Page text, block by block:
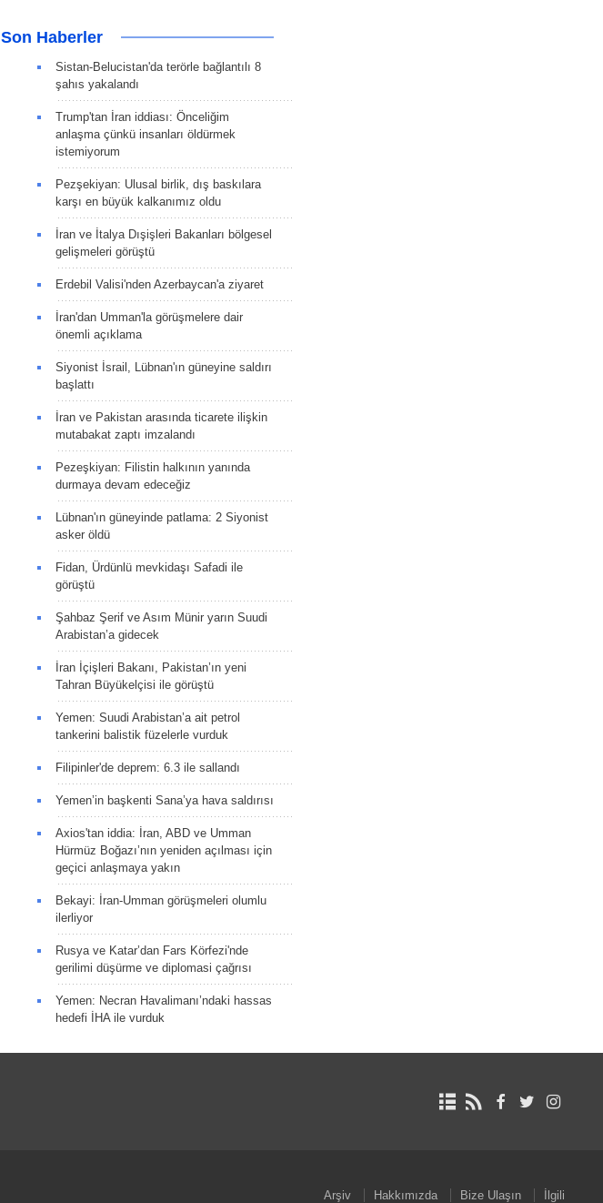
Son Haberler
Sistan-Belucistan'da terörle bağlantılı 8
şahıs yakalandı
Trump'tan İran iddiası: Önceliğim
anlaşma çünkü insanları öldürmek
istemiyorum
Pezşekiyan: Ulusal birlik, dış baskılara
karşı en büyük kalkanımız oldu
İran ve İtalya Dışişleri Bakanları bölgesel
gelişmeleri görüştü
Erdebil Valisi'nden Azerbaycan'a ziyaret
İran'dan Umman'la görüşmelere dair
önemli açıklama
Siyonist İsrail, Lübnan'ın güneyine saldırı
başlattı
İran ve Pakistan arasında ticarete ilişkin
mutabakat zaptı imzalandı
Pezeşkiyan: Filistin halkının yanında
durmaya devam edeceğiz
Lübnan'ın güneyinde patlama: 2 Siyonist
asker öldü
Fidan, Ürdünlü mevkidaşı Safadi ile
görüştü
Şahbaz Şerif ve Asım Münir yarın Suudi
Arabistan’a gidecek
İran İçişleri Bakanı, Pakistan’ın yeni
Tahran Büyükelçisi ile görüştü
Yemen: Suudi Arabistan’a ait petrol
tankerini balistik füzelerle vurduk
Filipinler'de deprem: 6.3 ile sallandı
Yemen’in başkenti Sana’ya hava saldırısı
Axios'tan iddia: İran, ABD ve Umman
Hürmüz Boğazı’nın yeniden açılması için
geçici anlaşmaya yakın
Bekayi: İran-Umman görüşmeleri olumlu
ilerliyor
Rusya ve Katar’dan Fars Körfezi'nde
gerilimi düşürme ve diplomasi çağrısı
Yemen: Necran Havalimanı’ndaki hassas
hedefi İHA ile vurduk
Arşiv Hakkımızda Bize Ulaşın İlgili